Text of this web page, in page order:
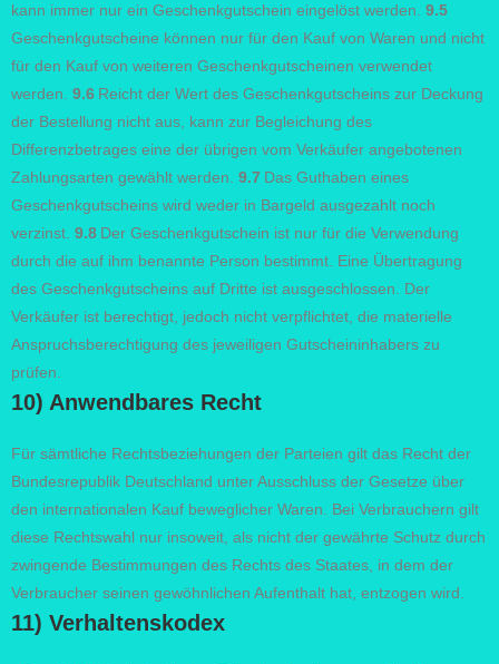
kann immer nur ein Geschenkgutschein eingelöst werden. 9.5
Geschenkgutscheine können nur für den Kauf von Waren und nicht
für den Kauf von weiteren Geschenkgutscheinen verwendet
werden. 9.6 Reicht der Wert des Geschenkgutscheins zur Deckung
der Bestellung nicht aus, kann zur Begleichung des
Differenzbetrages eine der übrigen vom Verkäufer angebotenen
Zahlungsarten gewählt werden. 9.7 Das Guthaben eines
Geschenkgutscheins wird weder in Bargeld ausgezahlt noch
verzinst. 9.8 Der Geschenkgutschein ist nur für die Verwendung
durch die auf ihm benannte Person bestimmt. Eine Übertragung
des Geschenkgutscheins auf Dritte ist ausgeschlossen. Der
Verkäufer ist berechtigt, jedoch nicht verpflichtet, die materielle
Anspruchsberechtigung des jeweiligen Gutscheininhabers zu
prüfen.
10) Anwendbares Recht
Für sämtliche Rechtsbeziehungen der Parteien gilt das Recht der
Bundesrepublik Deutschland unter Ausschluss der Gesetze über
den internationalen Kauf beweglicher Waren. Bei Verbrauchern gilt
diese Rechtswahl nur insoweit, als nicht der gewährte Schutz durch
zwingende Bestimmungen des Rechts des Staates, in dem der
Verbraucher seinen gewöhnlichen Aufenthalt hat, entzogen wird.
11) Verhaltenskodex